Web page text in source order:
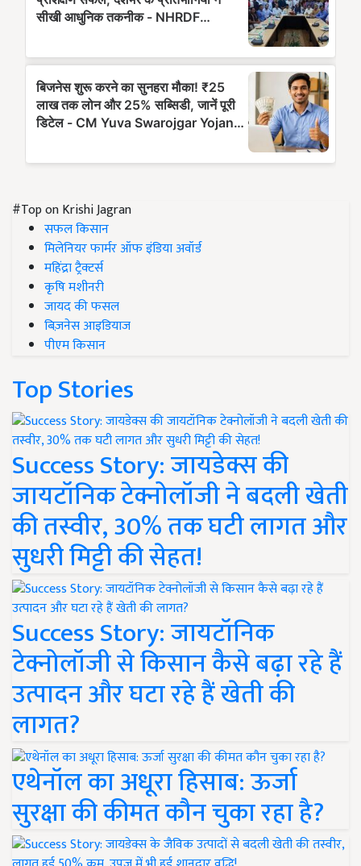
#Top on Krishi Jagran
सफल किसान
मिलेनियर फार्मर ऑफ इंडिया अवॉर्ड
महिंद्रा ट्रैक्टर्स
कृषि मशीनरी
जायद की फसल
बिज़नेस आइडियाज
पीएम किसान
Top Stories
Success Story: जायडेक्स की
जायटॉनिक टेक्नोलॉजी ने बदली खेती
की तस्वीर, 30% तक घटी लागत और
सुधरी मिट्टी की सेहत!
Success Story: जायटॉनिक
टेक्नोलॉजी से किसान कैसे बढ़ा रहे हैं
उत्पादन और घटा रहे हैं खेती की
लागत?
एथेनॉल का अधूरा हिसाब: ऊर्जा
सुरक्षा की कीमत कौन चुका रहा है?